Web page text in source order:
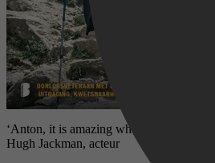
‘Anton, it is amazing what you are
Hugh Jackman, acteur